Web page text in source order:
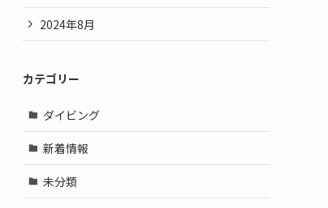
2024年8月
カテゴリー
ダイビング
新着情報
未分類